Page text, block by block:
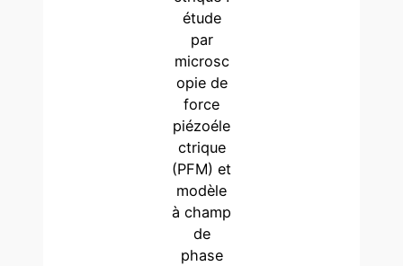
étude
par
microsc
opie de
force
piézoéle
ctrique
(PFM) et
modèle
à champ
de
phase